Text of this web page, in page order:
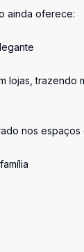
ainda oferece:
lojas, trazendo
nos espaços